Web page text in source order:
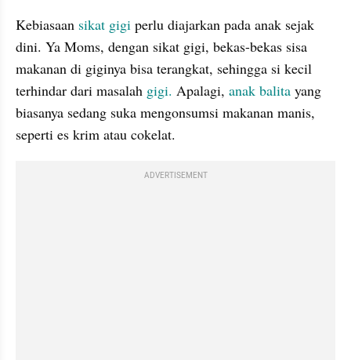
Kebiasaan sikat gigi perlu diajarkan pada anak sejak
dini. Ya Moms, dengan sikat gigi, bekas-bekas sisa
makanan di giginya bisa terangkat, sehingga si kecil
terhindar dari masalah gigi. Apalagi, anak balita yang
biasanya sedang suka mengonsumsi makanan manis,
seperti es krim atau cokelat.
ADVERTISEMENT